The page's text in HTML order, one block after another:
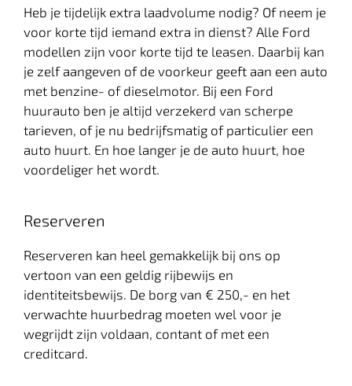
Heb je tijdelijk extra laadvolume nodig? Of neem je
voor korte tijd iemand extra in dienst? Alle Ford
modellen zijn voor korte tijd te leasen. Daarbij kan
je zelf aangeven of de voorkeur geeft aan een auto
met benzine- of dieselmotor. Bij een Ford
huurauto ben je altijd verzekerd van scherpe
tarieven, of je nu bedrijfsmatig of particulier een
auto huurt. En hoe langer je de auto huurt, hoe
voordeliger het wordt.
Reserveren
Reserveren kan heel gemakkelijk bij ons op
vertoon van een geldig rijbewijs en
identiteitsbewijs. De borg van € 250,- en het
verwachte huurbedrag moeten wel voor je
wegrijdt zijn voldaan, contant of met een
creditcard.